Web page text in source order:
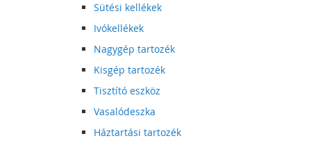
Sütési kellékek
Ivókellékek
Nagygép tartozék
Kisgép tartozék
Tisztító eszköz
Vasalódeszka
Háztartási tartozék